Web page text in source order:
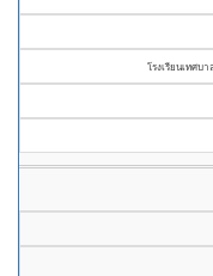
โรงเรียนเทศบ